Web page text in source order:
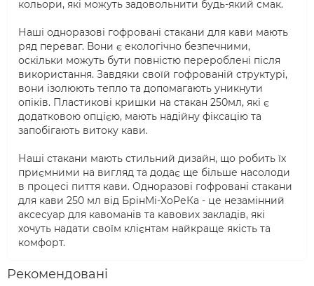
кольори, які можуть задовольнити будь-який смак.
Наші одноразові гофровані стакани для кави мають
ряд переваг. Вони є екологічно безпечними,
оскільки можуть бути повністю перероблені після
використання. Завдяки своїй гофрованій структурі,
вони ізолюють тепло та допомагають уникнути
опіків. Пластикові кришки на стакан 250мл, які є
додатковою опцією, мають надійну фіксацію та
запобігають витоку кави.
Наші стакани мають стильний дизайн, що робить їх
приємними на вигляд та додає ще більше насолоди
в процесі пиття кави. Одноразові гофровані стакани
для кави 250 мл від БрінМі-ХоРеКа - це незамінний
аксесуар для кавоманів та кавових закладів, які
хочуть надати своїм клієнтам найкраще якість та
комфорт.
Рекомендовані